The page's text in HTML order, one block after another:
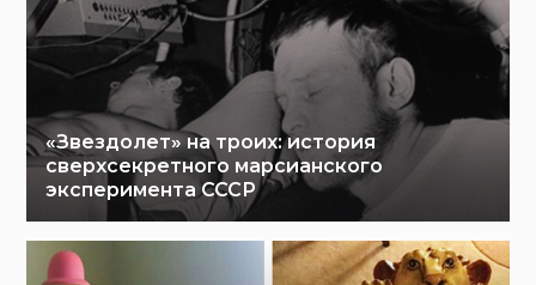
«Звездолет» на троих: история
сверхсекретного марсианского
эксперимента СССР